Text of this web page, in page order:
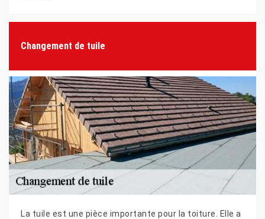
Changement de tuile
La tuile est une pièce importante pour la toiture. Elle a